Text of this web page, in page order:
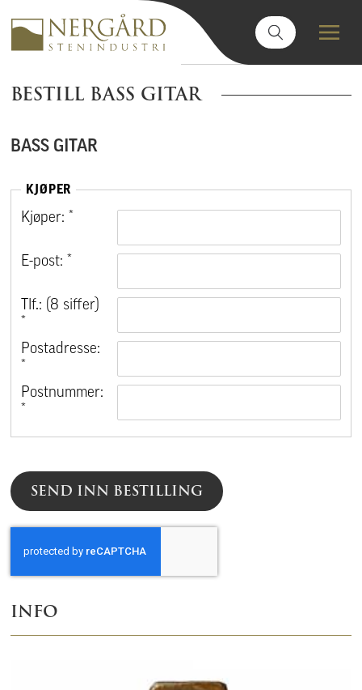
INFO
BESTILL BASS GITAR
BASS GITAR
KJØPER
Kjøper: *
E-post: *
Tlf.: (8 siffer)
Postadresse:
Postnummer:
SEND INN BESTILLING